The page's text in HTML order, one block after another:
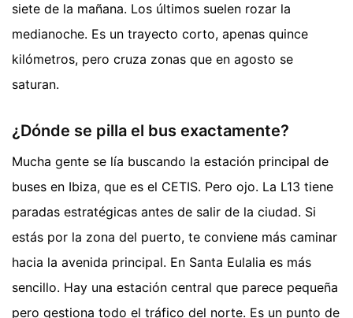
siete de la mañana. Los últimos suelen rozar la
medianoche. Es un trayecto corto, apenas quince
kilómetros, pero cruza zonas que en agosto se
saturan.
¿Dónde se pilla el bus exactamente?
Mucha gente se lía buscando la estación principal de
buses en Ibiza, que es el CETIS. Pero ojo. La L13 tiene
paradas estratégicas antes de salir de la ciudad. Si
estás por la zona del puerto, te conviene más caminar
hacia la avenida principal. En Santa Eulalia es más
sencillo. Hay una estación central que parece pequeña
pero gestiona todo el tráfico del norte. Es un punto de